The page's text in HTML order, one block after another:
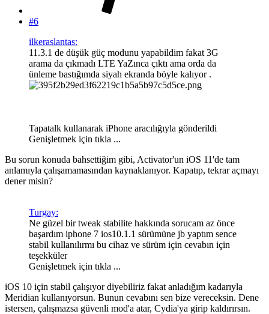
#6
ilkeraslantas:
11.3.1 de düşük güç modunu yapabildim fakat 3G
arama da çıkmadı LTE YaZınca çıktı ama orda da
ünleme bastığımda siyah ekranda böyle kalıyor .
Tapatalk kullanarak iPhone aracılığıyla gönderildi
Genişletmek için tıkla ...
Bu sorun konuda bahsettiğim gibi, Activator'un iOS 11'de tam
anlamıyla çalışamamasından kaynaklanıyor. Kapatıp, tekrar açmayı
dener misin?
Turgay:
Ne güzel bir tweak stabilite hakkında sorucam az önce
başardım iphone 7 ios10.1.1 sürümüne jb yaptım sence
stabil kullanılırmı bu cihaz ve sürüm için cevabın için
teşekküler
Genişletmek için tıkla ...
iOS 10 için stabil çalışıyor diyebiliriz fakat anladığım kadarıyla
Meridian kullanıyorsun. Bunun cevabını sen bize vereceksin. Dene
istersen, çalışmazsa güvenli mod'a atar, Cydia'ya girip kaldırırsın.